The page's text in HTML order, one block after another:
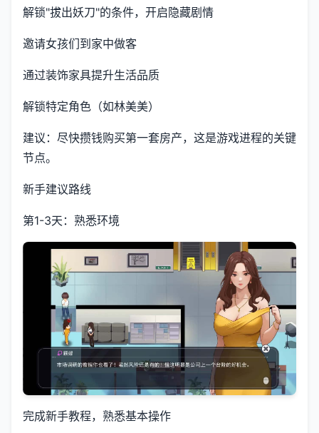
解锁"拔出妖刀"的条件，开启隐藏剧情
邀请女孩们到家中做客
通过装饰家具提升生活品质
解锁特定角色（如林美美）
建议：尽快攒钱购买第一套房产，这是游戏进程的关键
节点。
新手建议路线
第1-3天：熟悉环境
完成新手教程，熟悉基本操作